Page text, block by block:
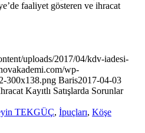
faaliyet gösteren ve ihracat
uploads/2017/04/kdv-iadesi-
wp-
300x138.png Baris2017-04-03
Kayıtlı Satışlarda Sorunlar
TEKGÜÇ, İpuçları, Köşe